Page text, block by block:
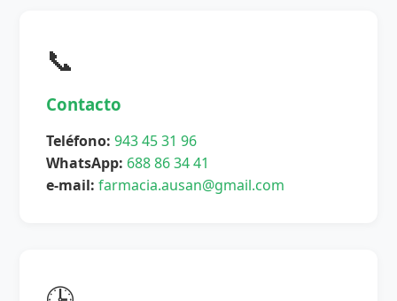
📞
Contacto
Teléfono: 943 45 31 96
WhatsApp: 688 86 34 41
e-mail: farmacia.ausan@gmail.com